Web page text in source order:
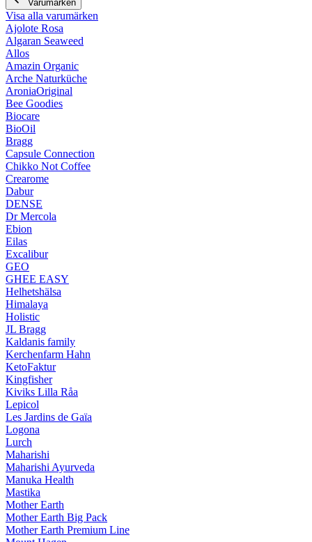
Varumärken
Visa alla varumärken
Ajolote Rosa
Algaran Seaweed
Allos
Amazin Organic
Arche Naturküche
AroniaOriginal
Bee Goodies
Biocare
BioOil
Bragg
Capsule Connection
Chikko Not Coffee
Crearome
Dabur
DENSE
Dr Mercola
Ebion
Eilas
Excalibur
GEO
GHEE EASY
Helhetshälsa
Himalaya
Holistic
JL Bragg
Kaldanis family
Kerchenfarm Hahn
KetoFaktur
Kingfisher
Kiviks Lilla Råa
Lepicol
Les Jardins de Gaïa
Logona
Lurch
Maharishi
Maharishi Ayurveda
Manuka Health
Mastika
Mother Earth
Mother Earth Big Pack
Mother Earth Premium Line